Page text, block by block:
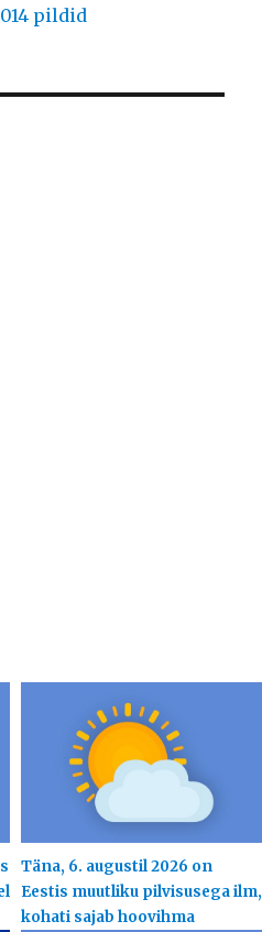
pildid
Täna, 6. augustil 2026 on
Eestis muutliku pilvisusega ilm,
kohati sajab hoovihma